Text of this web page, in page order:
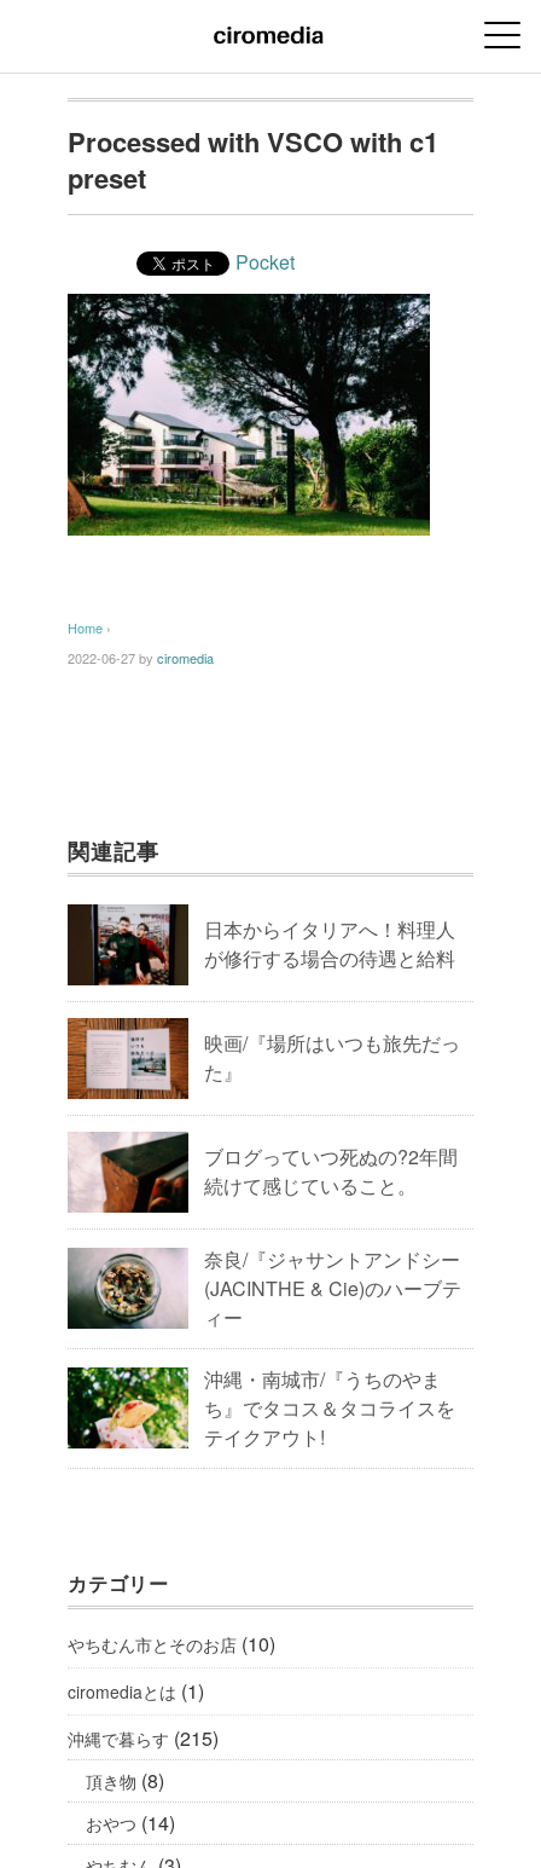
Processed with VSCO with c1
preset
Pocket
Home ›
2022-06-27by ciromedia
関連記事
日本からイタリアへ！料理人
が修行する場合の待遇と給料
映画/『場所はいつも旅先だっ
た』
ブログっていつ死ぬの?2年間
続けて感じていること。
奈良/『ジャサントアンドシー
(JACINTHE & Cie)のハーブテ
ィー
沖縄・南城市/『うちのやま
ち』でタコス＆タコライスを
テイクアウト!
カテゴリー
やちむん市とそのお店 (10)
ciromediaとは (1)
沖縄で暮らす (215)
頂き物 (8)
おやつ (14)